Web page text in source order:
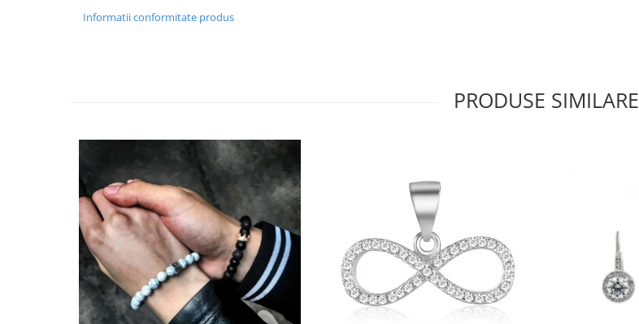
Informatii conformitate produs
PRODUSE SIMILARE